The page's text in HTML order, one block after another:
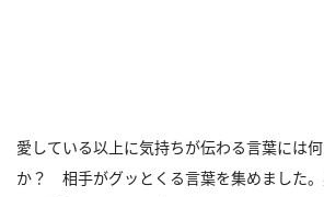
愛している以上に気持ちが伝わる言葉には
か？ 相手がグッとくる言葉を集めました